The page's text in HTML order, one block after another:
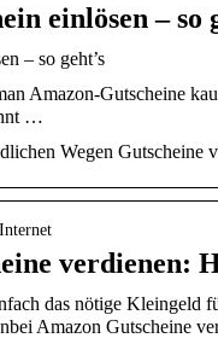
einlösen – so
– so geht’s
Amazon-Gutscheine
…
Wegen Gutscheine
verdienen:
das nötige Kleingeld
Amazon Gutscheine